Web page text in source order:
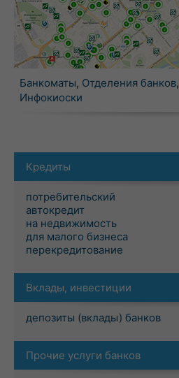
Банкоматы, Отделения банков,
Инфокиоски
Кредиты
потребительский
автокредит
на недвижимость
для малого бизнеса
перекредитование
Вклады, инвестиции
депозиты (вклады) банков
Прочие услуги банков